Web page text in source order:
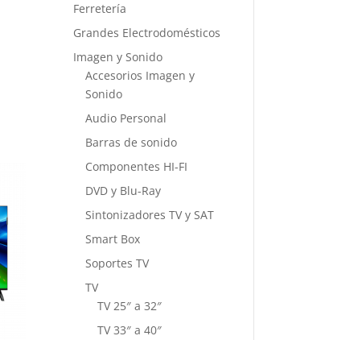
Ferretería
Grandes Electrodomésticos
Imagen y Sonido
Accesorios Imagen y
Sonido
Audio Personal
Barras de sonido
Componentes HI-FI
DVD y Blu-Ray
Sintonizadores TV y SAT
Smart Box
Soportes TV
TV
TV 25″ a 32″
TV 33″ a 40″